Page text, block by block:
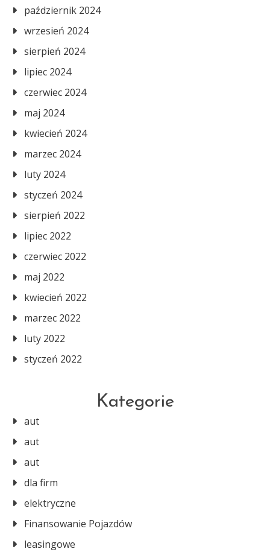
październik 2024
wrzesień 2024
sierpień 2024
lipiec 2024
czerwiec 2024
maj 2024
kwiecień 2024
marzec 2024
luty 2024
styczeń 2024
sierpień 2022
lipiec 2022
czerwiec 2022
maj 2022
kwiecień 2022
marzec 2022
luty 2022
styczeń 2022
Kategorie
aut
aut
aut
dla firm
elektryczne
Finansowanie Pojazdów
leasingowe